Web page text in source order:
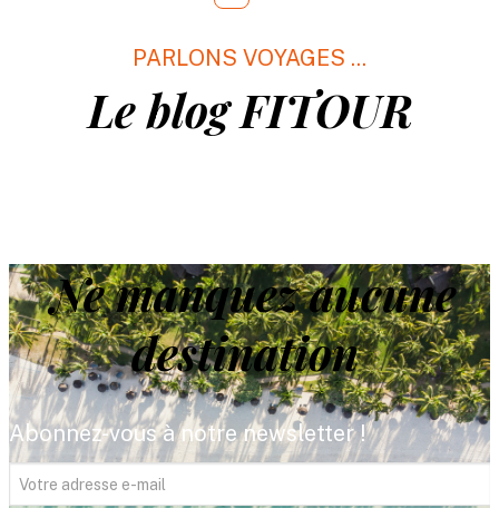
PARLONS VOYAGES ...
Le blog FITOUR
Ne manquez aucune
destination
Abonnez-vous à notre newsletter !